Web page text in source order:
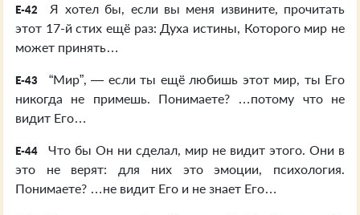
E-42
Я хотел бы, если вы меня извините, прочитать
этот 17-й стих ещё раз: Духа истины, Которого мир не
может принять…
E-43
“Мир”, — если ты ещё любишь этот мир, ты Его
никогда не примешь. Понимаете? …потому что не
видит Его…
E-44
Что бы Он ни сделал, мир не видит этого. Они в
это не верят: для них это эмоции, психология.
Понимаете? …не видит Его и не знает Его…